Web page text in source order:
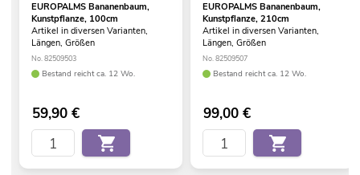
EUROPALMS Bananenbaum,
Kunstpflanze, 100cm
Artikel in diversen Varianten,
Längen, Größen
No. 82509503
Bestand reicht ca. 12 Wo.
59,90€
EUROPALMS Bananenbaum,
Kunstpflanze, 210cm
Artikel in diversen Varianten,
Längen, Größen
No. 82509507
Bestand reicht ca. 12 Wo.
99,00€